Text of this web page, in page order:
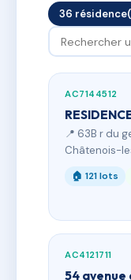
36
AC7144512
📍 63B r du
Châtenois-
🏠 121 lots
AC4121711
54 avenue